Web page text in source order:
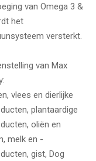
van Omega 3 &
het
versterkt.
van Max
vlees en dierlijke
plantaardige
oliën en
melk en -
gist, Dog